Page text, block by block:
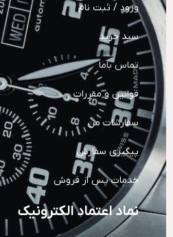
ورود / ثبت نام
سبد خرید
تماس باما
قوانین و مقررات
سفارشات من
پیگیری سفارش
خدمات پس از فروش
نماد اعتماد الکترونیک